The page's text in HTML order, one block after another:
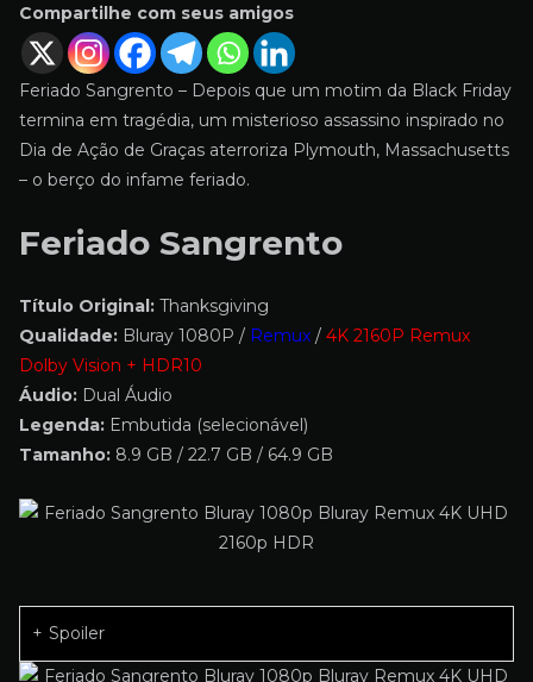
Compartilhe com seus amigos
Feriado Sangrento – Depois que um motim da Black Friday
termina em tragédia, um misterioso assassino inspirado no
Dia de Ação de Graças aterroriza Plymouth, Massachusetts
– o berço do infame feriado.
Feriado Sangrento
Título Original: Thanksgiving
Qualidade: Bluray 1080P / Remux / 4K 2160P Remux
Dolby Vision + HDR10
Áudio: Dual Áudio
Legenda: Embutida (selecionável)
Tamanho: 8.9 GB / 22.7 GB / 64.9 GB
Spoiler